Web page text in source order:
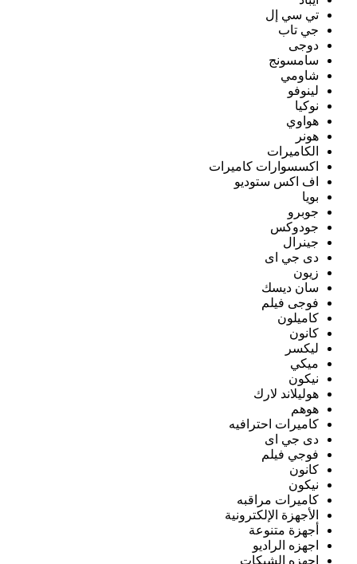
تي سي إل
جي تاب
دوجى
سامسونج
شاومي
لينوفو
نوكيا
هواوي
هونر
الكاميرات
اكسسوارات كاميرات
اف اكس ستوديو
بويا
جوبرو
جودوكس
جينرال
دى جي اى
زيون
سان ديسك
فوجى فيلم
كاميلون
كانون
ليكسر
ميكي
نيكون
هوليلاند لارك
هوهم
كاميرات احترافيه
دى جي اى
فوجي فيلم
كانون
نيكون
كاميرات مراقبه
الأجهزة الإلكترونية
أجهزة متنوعة
اجهزه الراديو
اجهزه الشبكات